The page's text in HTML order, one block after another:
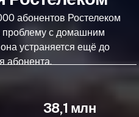
абонентов Ростелеком
проблему с домашним
устраняется ещё до
абонента.
38,1 млн